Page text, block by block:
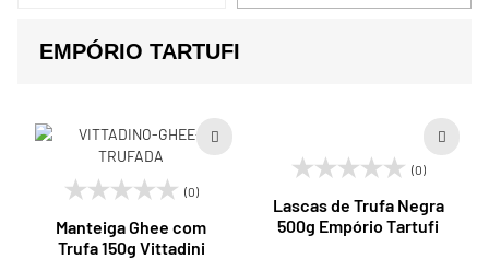
EMPÓRIO TARTUFI
(0)
Manteiga Ghee com
Trufa 150g Vittadini
(0)
Lascas de Trufa Negra
500g Empório Tartufi